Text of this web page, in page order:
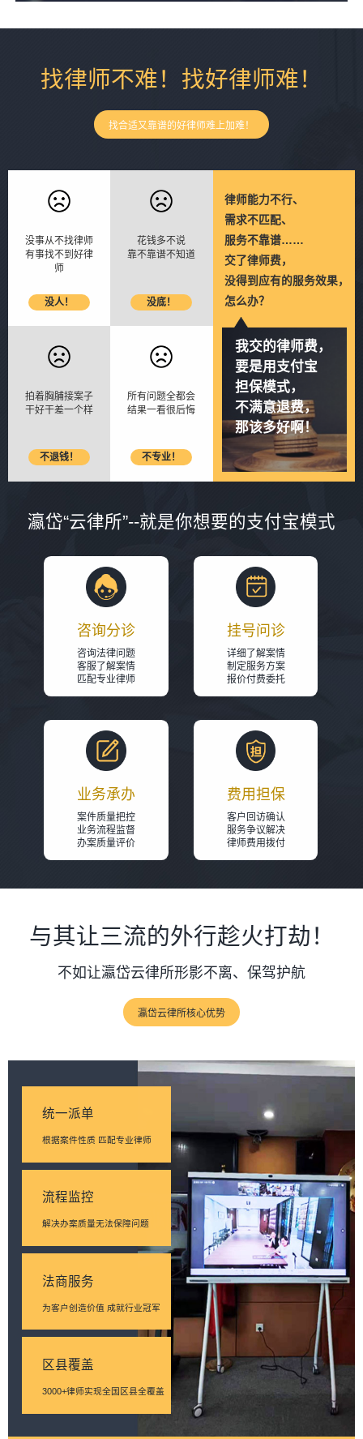
找律师不难！找好律师难！
找合适又靠谱的好律师难上加难！
没事从不找律师
有事找不到好律
师
没人！
花钱多不说
靠不靠谱不知道
没底！
拍着胸脯接案子
干好干差一个样
不退钱！
所有问题全都会
结果一看很后悔
不专业！
律师能力不行、
需求不匹配、
服务不靠谱……
交了律师费，
没得到应有的服务效果，
怎么办？
我交的律师费，
要是用支付宝
担保模式，
不满意退费，
那该多好啊！
瀛岱“云律所”--就是你想要的支付宝模式
咨询分诊
咨询法律问题
客服了解案情
匹配专业律师
挂号问诊
详细了解案情
制定服务方案
报价付费委托
业务承办
案件质量把控
业务流程监督
办案质量评价
费用担保
客户回访确认
服务争议解决
律师费用拨付
与其让三流的外行趁火打劫！
不如让瀛岱云律所形影不离、保驾护航
瀛岱云律所核心优势
统一派单
根据案件性质 匹配专业律师
流程监控
解决办案质量无法保障问题
法商服务
为客户创造价值 成就行业冠军
区县覆盖
3000+律师实现全国区县全覆盖